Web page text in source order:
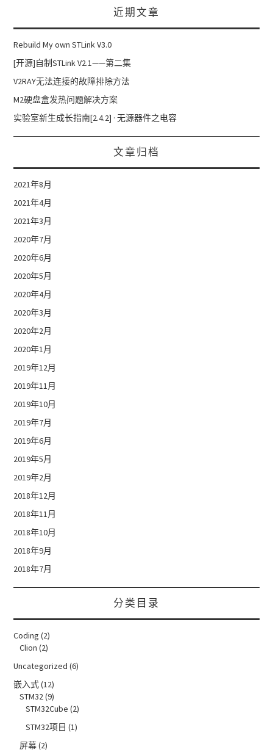
近期文章
Rebuild My own STLink V3.0
[开源]自制STLink V2.1——第二集
V2RAY无法连接的故障排除方法
M2硬盘盒发热问题解决方案
实验室新生成长指南[2.4.2] · 无源器件之电容
文章归档
2021年8月
2021年4月
2021年3月
2020年7月
2020年6月
2020年5月
2020年4月
2020年3月
2020年2月
2020年1月
2019年12月
2019年11月
2019年10月
2019年7月
2019年6月
2019年5月
2019年2月
2018年12月
2018年11月
2018年10月
2018年9月
2018年7月
分类目录
Coding (2)
Clion (2)
Uncategorized (6)
嵌入式(12)
STM32(9)
STM32Cube (2)
STM32项目 (1)
屏幕(2)